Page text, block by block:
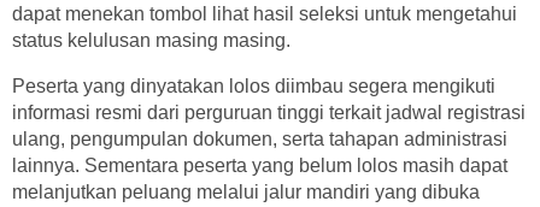
dapat menekan tombol lihat hasil seleksi untuk mengetahui
status kelulusan masing masing.
Peserta yang dinyatakan lolos diimbau segera mengikuti
informasi resmi dari perguruan tinggi terkait jadwal registrasi
ulang, pengumpulan dokumen, serta tahapan administrasi
lainnya. Sementara peserta yang belum lolos masih dapat
melanjutkan peluang melalui jalur mandiri yang dibuka